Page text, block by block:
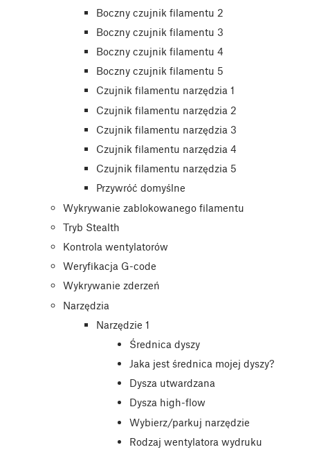
Boczny czujnik filamentu 2
Boczny czujnik filamentu 3
Boczny czujnik filamentu 4
Boczny czujnik filamentu 5
Czujnik filamentu narzędzia 1
Czujnik filamentu narzędzia 2
Czujnik filamentu narzędzia 3
Czujnik filamentu narzędzia 4
Czujnik filamentu narzędzia 5
Przywróć domyślne
Wykrywanie zablokowanego filamentu
Tryb Stealth
Kontrola wentylatorów
Weryfikacja G-code
Wykrywanie zderzeń
Narzędzia
Narzędzie 1
Średnica dyszy
Jaka jest średnica mojej dyszy?
Dysza utwardzana
Dysza high-flow
Wybierz/parkuj narzędzie
Rodzaj wentylatora wydruku